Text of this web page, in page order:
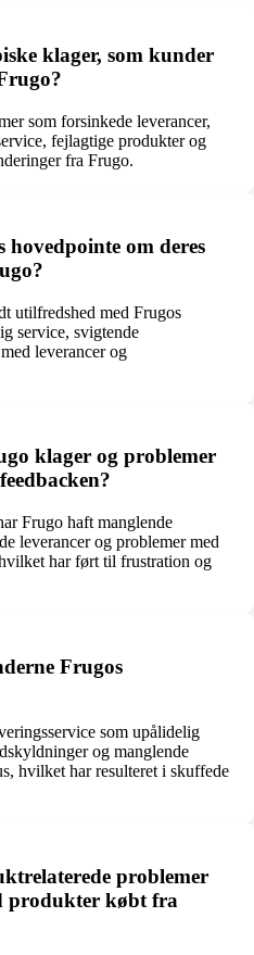
klager, som kunder
som forsinkede leverancer,
fejlagtige produkter og
fra Frugo.
hovedpointe om deres
utilfredshed med Frugos
service, svigtende
leverancer og
klager og problemer
Frugo haft manglende
leverancer og problemer med
har ført til frustration og
Frugos
som upålidelig
og manglende
hvilket har resulteret i skuffede
problemer
produkter købt fra